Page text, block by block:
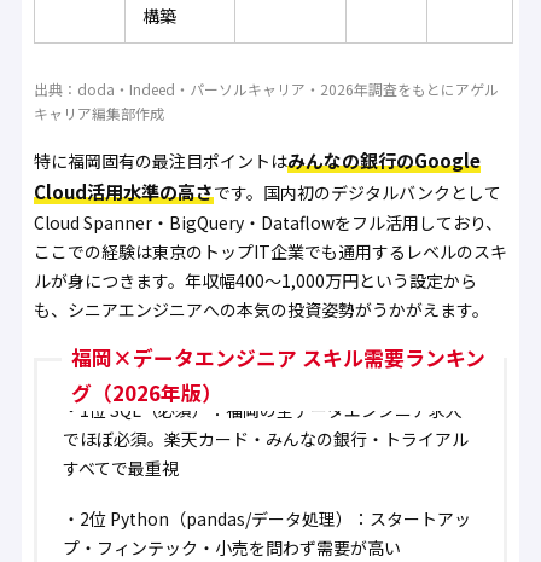
構築
出典：doda・Indeed・パーソルキャリア・2026年調査をもとにアゲル
キャリア編集部作成
特に福岡固有の最注目ポイントはみんなの銀行のGoogle
Cloud活用水準の高さです。国内初のデジタルバンクとして
Cloud Spanner・BigQuery・Dataflowをフル活用しており、
ここでの経験は東京のトップIT企業でも通用するレベルのスキ
ルが身につきます。年収幅400〜1,000万円という設定から
も、シニアエンジニアへの本気の投資姿勢がうかがえます。
福岡×データエンジニア スキル需要ランキン
グ（2026年版）
・1位 SQL（必須） ：福岡の全データエンジニア求人
でほぼ必須。楽天カード・みんなの銀行・トライアル
すべてで最重視
・ 2位 Python（pandas/データ処理）
：スタートアッ
プ・フィンテック・小売を問わず需要が高い